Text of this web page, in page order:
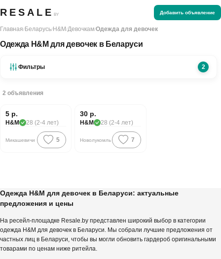
RESALE BY Добавить объявление
Главная/Беларусь/H&M/Девочкам/Одежда для девочек
Одежда H&M для девочек в Беларуси
Фильтры 2
2 объявления
5 р.
H&M 28 (2-4 лет)
Микашевичи 5
30 р.
H&M 28 (2-4 лет)
Новолукомль 7
Одежда H&M для девочек в Беларуси: актуальные
предложения и цены
На ресейл-площадке Resale.by представлен широкий выбор в категории
одежда H&M для девочек в Беларуси. Мы собрали лучшие предложения от
частных лиц в Беларуси, чтобы вы могли обновить гардероб оригинальными
товарами по ценам ниже ритейла.